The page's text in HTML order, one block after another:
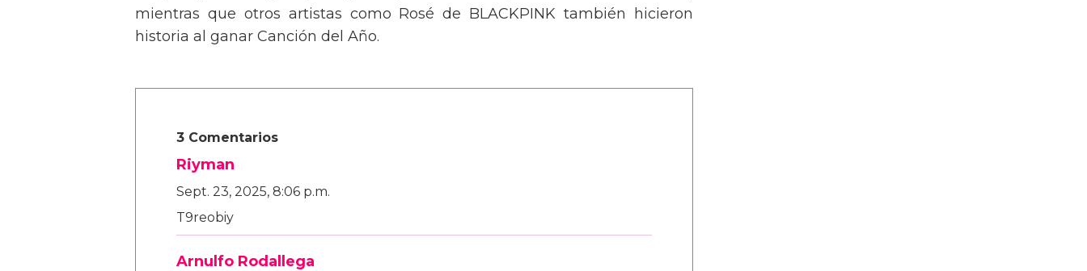
Lady Gaga fue la gran protagonista, llevándose el premio a Artista del Año,
mientras que otros artistas como Rosé de BLACKPINK también hicieron
3 Comentarios
Riyman
Sept. 23, 2025, 8:06 p.m.
T9reobiy